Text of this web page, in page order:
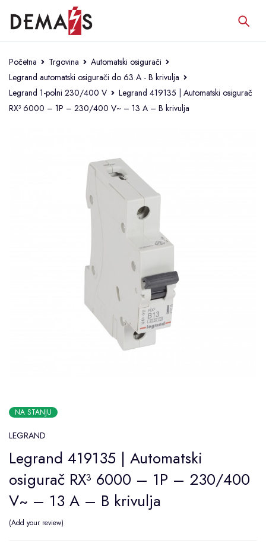
Početna Trgovina
Automatski osigurači
Legrand automatski osigurači do 63 A - B krivulja
Legrand 1-polni 230/400 V
Legrand 419135 | Automatski osigurač
RX³ 6000 – 1P – 230/400 V~ – 13 A – B krivulja
NA STANJU
LEGRAND
Legrand 419135 | Automatski
osigurač RX³ 6000 – 1P – 230/400
V~ – 13 A – B krivulja
Add your review